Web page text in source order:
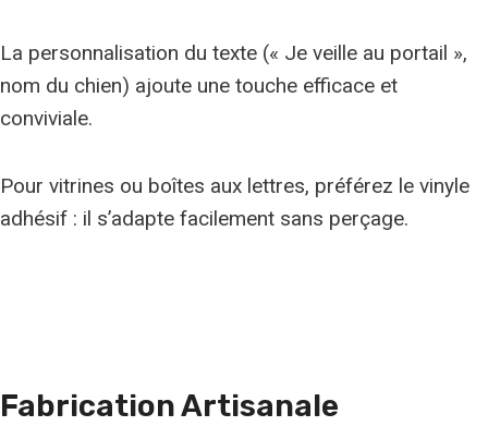
La personnalisation du texte (« Je veille au portail »,
nom du chien) ajoute une touche efficace et
conviviale.
Pour vitrines ou boîtes aux lettres, préférez le vinyle
adhésif : il s’adapte facilement sans perçage.
Fabrication Artisanale